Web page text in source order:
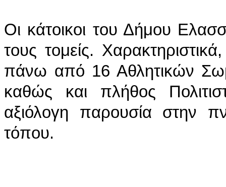
Οι κάτοικοι του Δήμου
τους τομείς.
πάνω από 16 Αθλητικών
καθώς και πλήθος
αξιόλογη παρουσία στην
τόπου.